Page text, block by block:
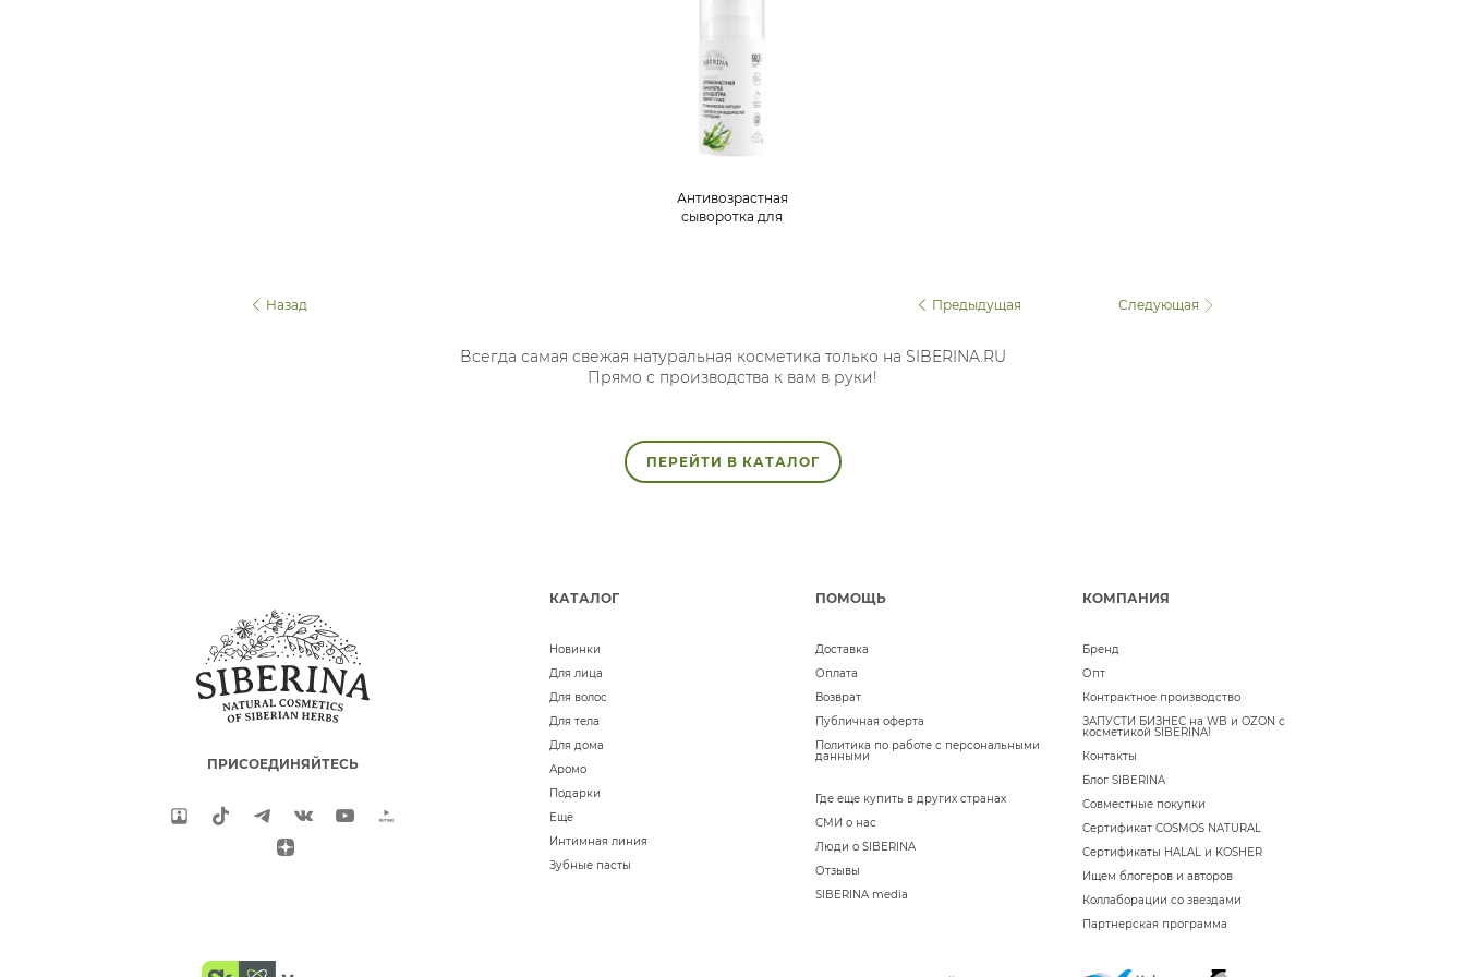
Антивозрастная
сыворотка для
Назад Предыдущая Следующая
Всегда самая свежая натуральная косметика только на SIBERINA.RU
Прямо с производства к вам в руки!
ПЕРЕЙТИ В КАТАЛОГ
ПРИСОЕДИНЯЙТЕСЬ
КАТАЛОГ
Новинки
Для лица
Для волос
Для тела
Для дома
Аромо
Подарки
Ещё
Интимная линия
Зубные пасты
ПОМОЩЬ
Доставка
Оплата
Возврат
Публичная оферта
Политика по работе с персональными
данными
Где еще купить в других странах
СМИ о нас
Люди о SIBERINA
Отзывы
SIBERINA media
КОМПАНИЯ
Бренд
Опт
Контрактное производство
ЗАПУСТИ БИЗНЕС на WB и OZON с
косметикой SIBERINA!
Контакты
Блог SIBERINA
Совместные покупки
Сертификат COSMOS NATURAL
Сертификаты HALAL и KOSHER
Ищем блогеров и авторов
Коллаборации со звездами
Партнерская программа